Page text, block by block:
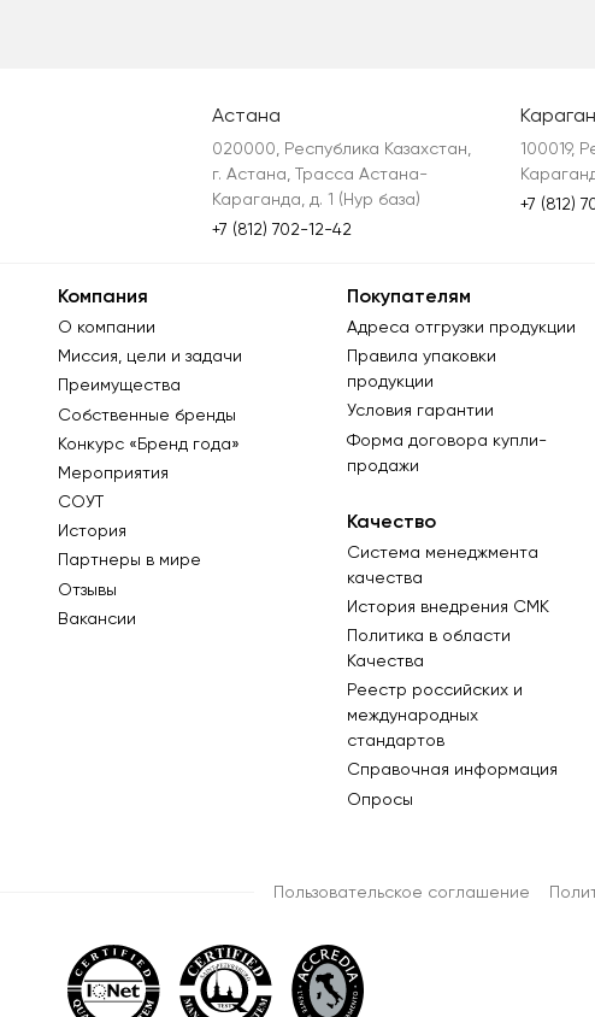
Астана
020000, Республика Казахстан,
г. Астана, Трасса Астана-
Караганда, д. 1 (Нур база)
+7 (812) 702-12-42
100019,
+7 (812)
Компания
О компании
Миссия, цели и задачи
Преимущества
Собственные бренды
Конкурс «Бренд года»
Мероприятия
СОУТ
История
Партнеры в мире
Отзывы
Вакансии
Покупателям
Адреса отгрузки продукции
Правила упаковки
продукции
Условия гарантии
Форма договора купли-
продажи
Качество
Система менеджмента
качества
История внедрения СМК
Политика в области
Качества
Реестр российских и
международных
стандартов
Справочная информация
Опросы
Пользовательское соглашение